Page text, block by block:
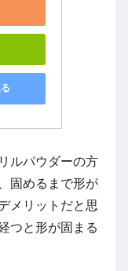
ルパウダーの方
固めるまで形が
メリットだと思
つと形が固まる